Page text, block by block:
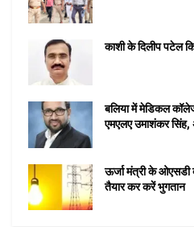
काशी के दिलीप पटेल
बलिया में मेडिकल
एमएलए उमाशंकर सिंह,
ऊर्जा मंत्री के ओएसडी
तैयार कर करें भुगतान